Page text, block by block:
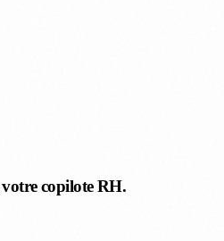
copilote RH.